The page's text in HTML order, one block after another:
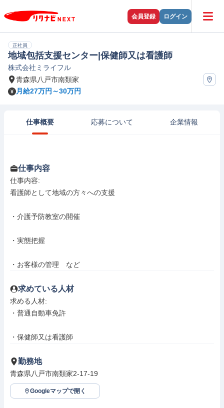
会員登録 ログイン
正社員
地域包括支援センター|保健師又は看護師
株式会社ミライフル
青森県八戸市南類家
月給27万円～30万円
仕事概要 応募について 企業情報
仕事内容
仕事内容:
看護師として地域の方々への支援
・介護予防教室の開催
・実態把握
・お客様の管理　など
求めている人材
求める人材:
・普通自動車免許
・保健師又は看護師
勤務地
青森県八戸市南類家2-17-19
Googleマップで開く